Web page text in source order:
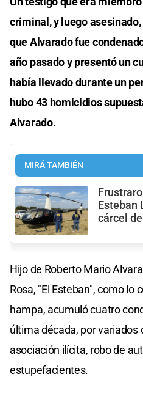
criminal, y luego
que Alvarado fue
año pasado y presentó un
había llevado durante un
hubo 43 homicidios
Alvarado.
MIRÁ TAMBIÉN
Esteban
cárcel
Hijo de Roberto Mario
Rosa, "El Esteban", como lo
hampa, acumuló cuatro
última década, por
asociación ilícita, robo de
estupefacientes.